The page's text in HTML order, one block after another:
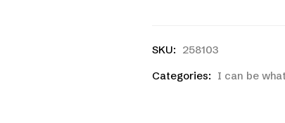
SKU: 258103
Categories: I can be